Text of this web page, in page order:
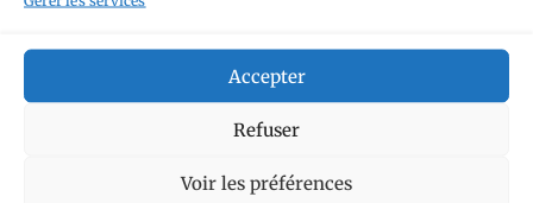
Accepter
Refuser
Voir les préférences
Aimez-vous bordel
Anti tourisme Belgique